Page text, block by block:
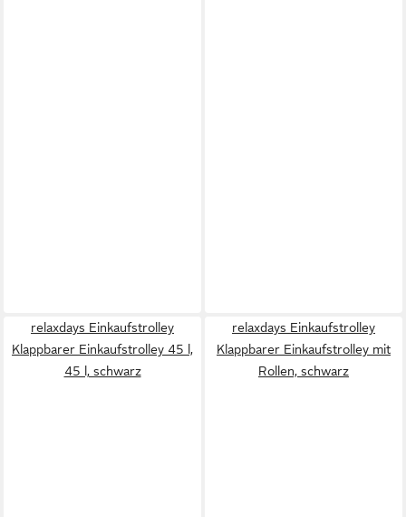
relaxdays Einkaufstrolley
Klappbarer Einkaufstrolley 45 l,
45 l, schwarz
relaxdays Einkaufstrolley
Klappbarer Einkaufstrolley mit
Rollen, schwarz